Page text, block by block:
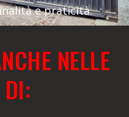
e praticità.
NELLE
DI: